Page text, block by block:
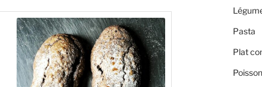
Pasta
Plat
Poisson